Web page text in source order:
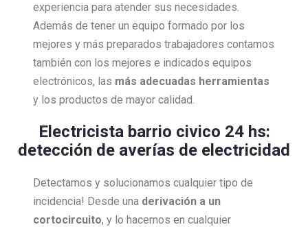
experiencia para atender sus necesidades.
Además de tener un equipo formado por los
mejores y más preparados trabajadores contamos
también con los mejores e indicados equipos
electrónicos, las más adecuadas herramientas
y los productos de mayor calidad.
Electricista barrio civico 24 hs:
detección de averías de electricidad
Detectamos y solucionamos cualquier tipo de
incidencia! Desde una derivación a un
cortocircuito, y lo hacemos en cualquier